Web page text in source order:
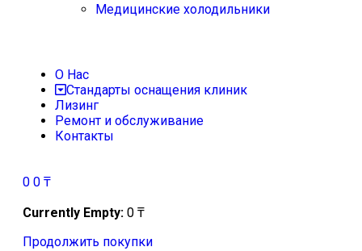
Медицинские холодильники
О Нас
Стандарты оснащения клиник
Лизинг
Ремонт и обслуживание
Контакты
0 0 ₸
Currently Empty: 0 ₸
Продолжить покупки